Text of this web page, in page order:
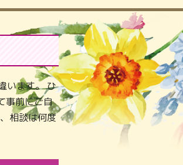
います。 ひ
事前にご自
相談は何度